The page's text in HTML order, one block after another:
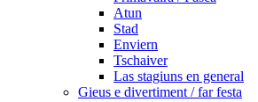
Atun
Stad
Enviern
Tschaiver
Las stagiuns en general
Gieus e divertiment / far festa